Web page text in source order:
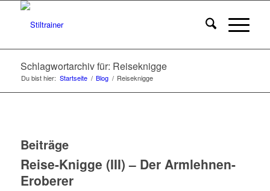
Schlagwortarchiv für: Reiseknigge
Du bist hier: Startseite / Blog / Reiseknigge
Beiträge
Reise-Knigge (III) – Der Armlehnen-
Eroberer